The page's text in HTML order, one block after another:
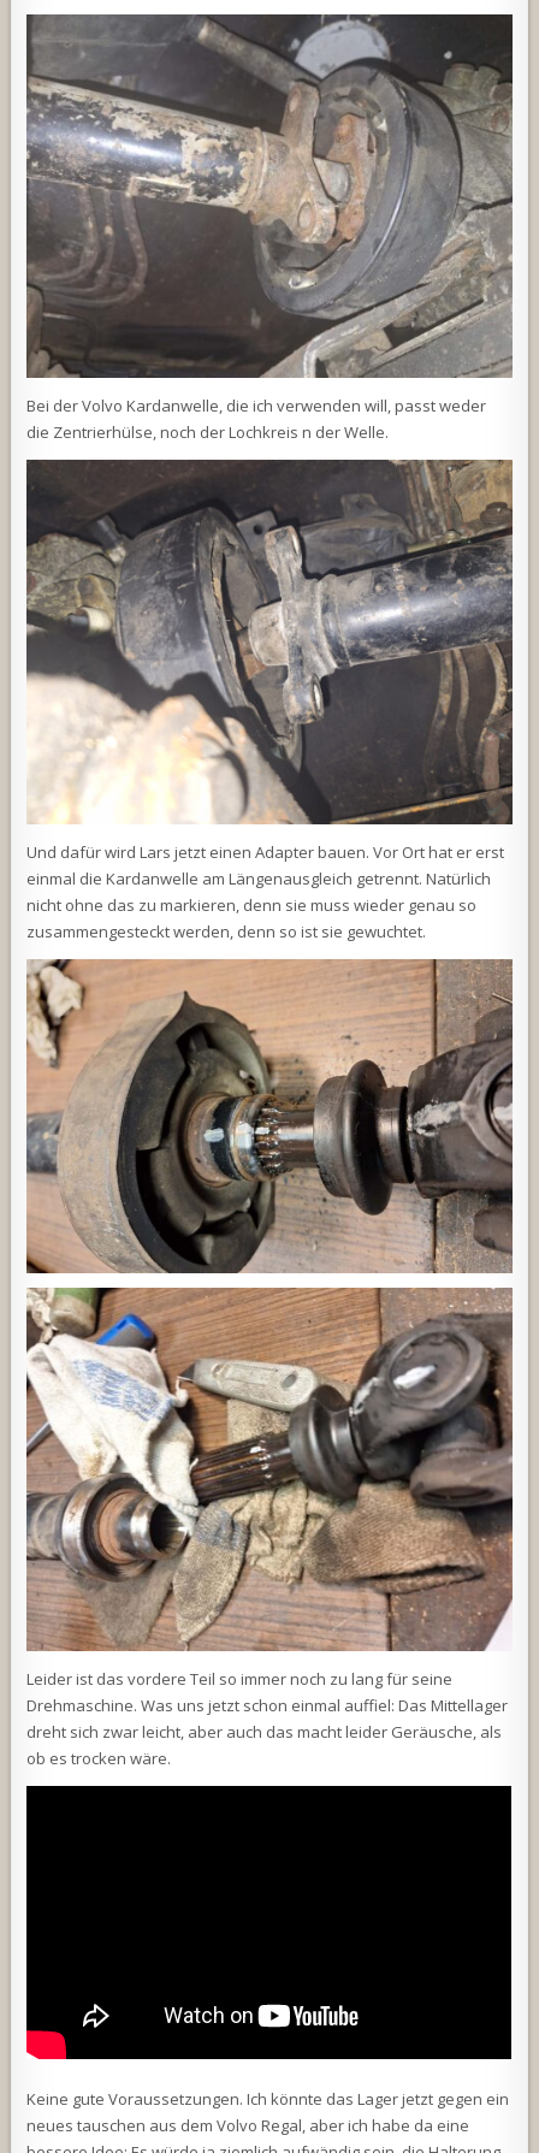
Bei der Volvo Kardanwelle, die ich verwenden will, passt weder
die Zentrierhülse, noch der Lochkreis n der Welle.
Und dafür wird Lars jetzt einen Adapter bauen. Vor Ort hat er erst
einmal die Kardanwelle am Längenausgleich getrennt. Natürlich
nicht ohne das zu markieren, denn sie muss wieder genau so
zusammengesteckt werden, denn so ist sie gewuchtet.
Leider ist das vordere Teil so immer noch zu lang für seine
Drehmaschine. Was uns jetzt schon einmal auffiel: Das Mittellager
dreht sich zwar leicht, aber auch das macht leider Geräusche, als
ob es trocken wäre.
Keine gute Voraussetzungen. Ich könnte das Lager jetzt gegen ein
neues tauschen aus dem Volvo Regal, aber ich habe da eine